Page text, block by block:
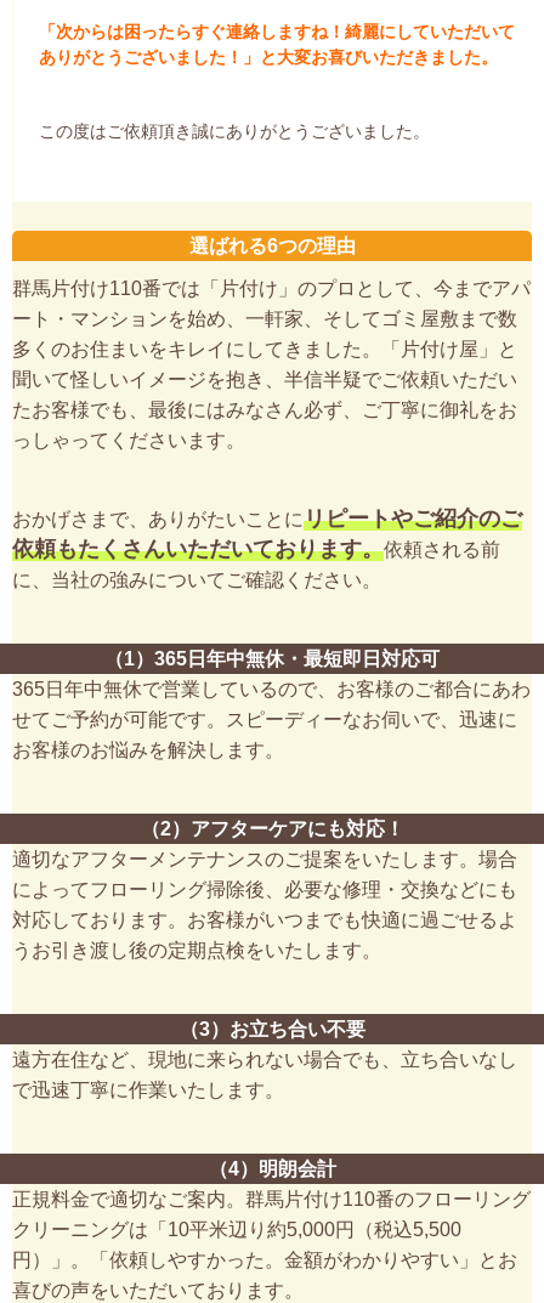
「次からは困ったらすぐ連絡しますね！綺麗にしていただいて
ありがとうございました！」と大変お喜びいただきました。
この度はご依頼頂き誠にありがとうございました。
選ばれる6つの理由
群馬片付け110番では「片付け」のプロとして、今までアパ
ート・マンションを始め、一軒家、そしてゴミ屋敷まで数
多くのお住まいをキレイにしてきました。「片付け屋」と
聞いて怪しいイメージを抱き、半信半疑でご依頼いただい
たお客様でも、最後にはみなさん必ず、ご丁寧に御礼をお
っしゃってくださいます。
おかげさまで、ありがたいことにリピートやご紹介のご
依頼もたくさんいただいております。依頼される前
に、当社の強みについてご確認ください。
（1）365日年中無休・最短即日対応可
365日年中無休で営業しているので、お客様のご都合にあわ
せてご予約が可能です。スピーディーなお伺いで、迅速に
お客様のお悩みを解決します。
（2）アフターケアにも対応！
適切なアフターメンテナンスのご提案をいたします。場合
によってフローリング掃除後、必要な修理・交換などにも
対応しております。お客様がいつまでも快適に過ごせるよ
うお引き渡し後の定期点検をいたします。
（3）お立ち合い不要
遠方在住など、現地に来られない場合でも、立ち合いなし
で迅速丁寧に作業いたします。
（4）明朗会計
正規料金で適切なご案内。群馬片付け110番のフローリング
クリーニングは「10平米辺り約5,000円（税込5,500
円）」。「依頼しやすかった。金額がわかりやすい」とお
喜びの声をいただいております。